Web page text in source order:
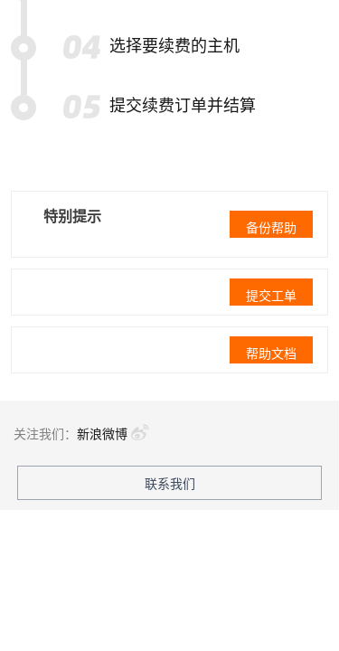
选择要续费的主机
提交续费订单并结算
特别提示
备份帮助
提交工单
帮助文档